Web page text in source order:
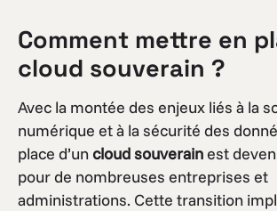
Comment mettre en
cloud souverain ?
Avec la montée des enjeux liés à la
numérique et à la sécurité des
place d’un cloud souverainest
pour de nombreuses entreprises et
administrations. Cette transition